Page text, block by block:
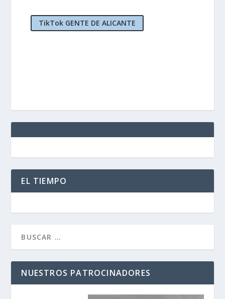
TikTok GENTE DE ALICANTE
EL TIEMPO
NUESTROS PATROCINADORES